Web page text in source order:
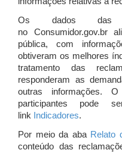
Os dados das
no Consumidor.gov.br
pública, com
obtiveram os melhores
tratamento das
responderam as
outras informações.
participantes pode
link Indicadores.
Por meio da aba Relato
conteúdo das